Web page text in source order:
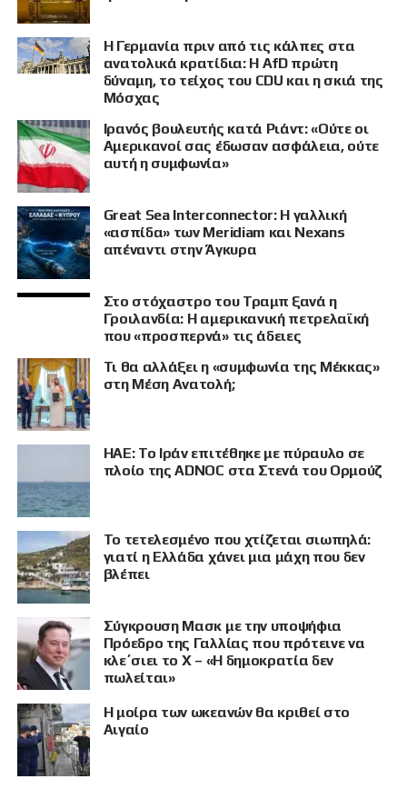
ΠΡΟΒΟΛΗ
Η Γερμανία πριν από τις κάλπες στα
ανατολικά κρατίδια: Η AfD πρώτη
δύναμη, το τείχος του CDU και η σκιά της
Μόσχας
Ιρανός βουλευτής κατά Ριάντ: «Ούτε οι
Αμερικανοί σας έδωσαν ασφάλεια, ούτε
αυτή η συμφωνία»
Great Sea Interconnector: Η γαλλική
«ασπίδα» των Meridiam και Nexans
απέναντι στην Άγκυρα
Στο στόχαστρο του Τραμπ ξανά η
Γροιλανδία: Η αμερικανική πετρελαϊκή
που «προσπερνά» τις άδειες
Τι θα αλλάξει η «συμφωνία της Μέκκας»
στη Μέση Ανατολή;
ΗΑΕ: Το Ιράν επιτέθηκε με πύραυλο σε
πλοίο της ADNOC στα Στενά του Ορμούζ
Το τετελεσμένο που χτίζεται σιωπηλά:
γιατί η Ελλάδα χάνει μια μάχη που δεν
βλέπει
Σύγκρουση Μασκ με την υποψήφια
Πρόεδρο της Γαλλίας που πρότεινε να
κλε΄σιει το X – «Η δημοκρατία δεν
πωλείται»
Η μοίρα των ωκεανών θα κριθεί στο
Αιγαίο